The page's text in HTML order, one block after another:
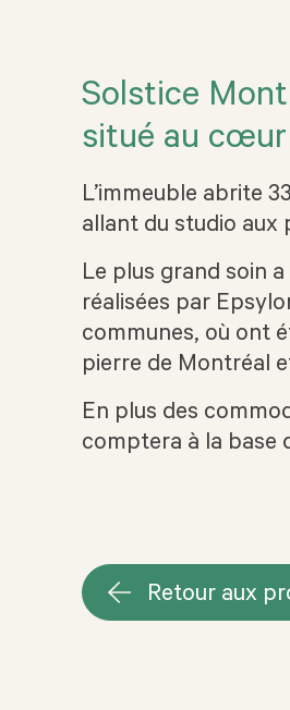
Solstice
situé au cœur
L’immeuble abrite
allant du studio aux
Le plus grand soin
réalisées par
communes, où ont
pierre de Montréal
En plus des
comptera à la base
Retour aux